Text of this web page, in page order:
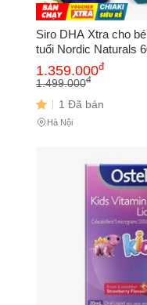
Siro DHA Xtra cho
tuổi Nordic Naturals
1.359.000đ
1.499.000đ
1 Đã bán
Hà Nội